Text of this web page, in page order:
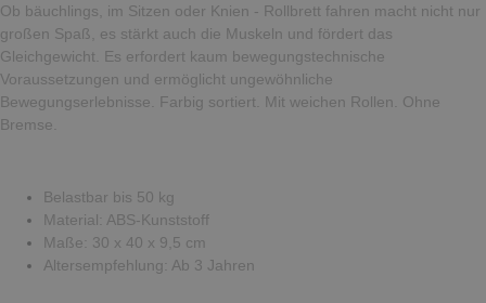
Ob bäuchlings, im Sitzen oder Knien - Rollbrett fahren macht nicht nur
großen Spaß, es stärkt auch die Muskeln und fördert das
Gleichgewicht. Es erfordert kaum bewegungstechnische
Voraussetzungen und ermöglicht ungewöhnliche
Bewegungserlebnisse. Farbig sortiert. Mit weichen Rollen. Ohne
Bremse.
Belastbar bis 50 kg
Material: ABS-Kunststoff
Maße: 30 x 40 x 9,5 cm
Altersempfehlung: Ab 3 Jahren